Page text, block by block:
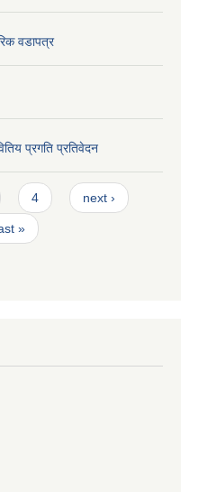
वडापत्र
प्रगति प्रतिवेदन
4 next ›
»